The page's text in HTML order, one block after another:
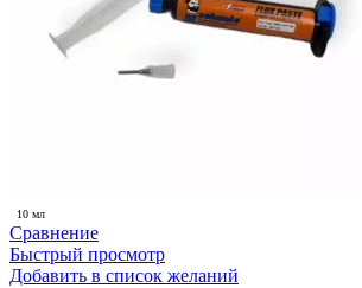
10 мл
Сравнение
Быстрый просмотр
Добавить в список желаний